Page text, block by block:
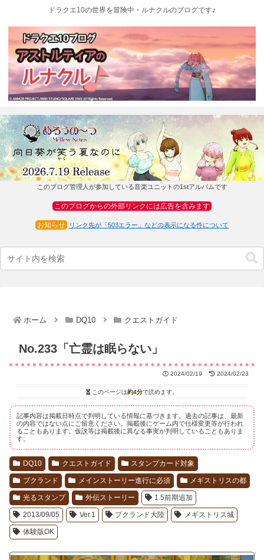
ドラクエ10の世界を冒険中・ルナクルのブログです♪
このブログ管理人が参加している音楽ユニットの1stアルバムです
このブログからの外部リンクには広告を含みます
お知らせ リンク先が「503エラー」などの表示になる件について
ホーム DQ10 クエストガイド
No.233「亡霊は眠らない」
2024/02/19 2024/02/23
このページは約4分で読めます。
記事内容は掲載日時点で判明している情報に基づきます。過去の記事は、最新
の内容ではない点にご留意ください。掲載後にゲーム内で仕様変更等が行われ
ることもあります。仮説等は掲載後に異なる事実が判明していることもありま
す。
DQ10 クエストガイド スタンプカード対象
プクランド メインストーリー進行に必須 メギストリスの都
光るスタンプ 外伝ストーリー 1.5前期追加
2013/09/05 Ver.1 プクランド大陸 メギストリス城
体験版OK